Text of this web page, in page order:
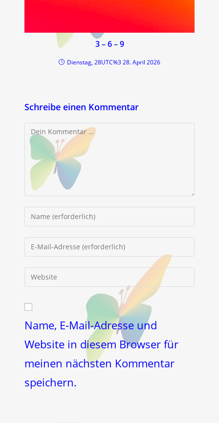
3 – 6 – 9
Dienstag, 28UTC%3 28. April 2026
Schreibe einen Kommentar
Kommentar
Namen
oder
Kommentieren
E-
Mail-
zum
ein
URL
ein
(optional)
Name, E-Mail-Adresse und
Website in diesem Browser für
meinen nächsten Kommentar
speichern.